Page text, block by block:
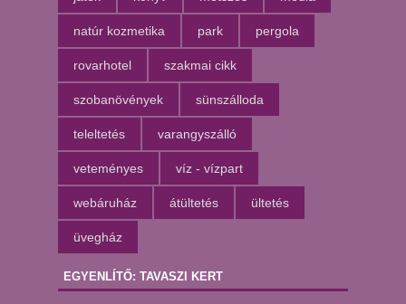
natúr kozmetika park pergola
rovarhotel szakmai cikk
szobanövények sünszálloda
teleltetés varangyszálló
veteményes víz - vízpart
webáruház átültetés ültetés
üvegház
EGYENLÍTŐ: TAVASZI KERT